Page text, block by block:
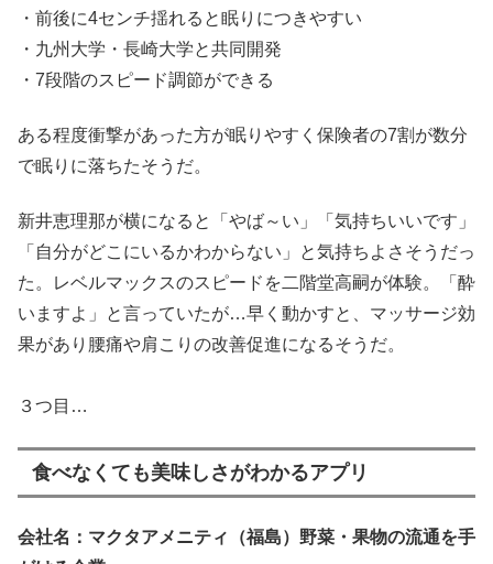
・前後に4センチ揺れると眠りにつきやすい
・九州大学・長崎大学と共同開発
・7段階のスピード調節ができる
ある程度衝撃があった方が眠りやすく保険者の7割が数分
で眠りに落ちたそうだ。
新井恵理那が横になると「やば～い」「気持ちいいです」
「自分がどこにいるかわからない」と気持ちよさそうだっ
た。レベルマックスのスピードを二階堂高嗣が体験。「酔
いますよ」と言っていたが…早く動かすと、マッサージ効
果があり腰痛や肩こりの改善促進になるそうだ。
３つ目…
食べなくても美味しさがわかるアプリ
会社名：マクタアメニティ（福島）野菜・果物の流通を手